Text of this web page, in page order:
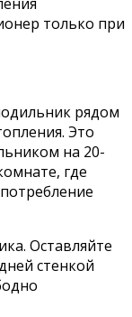
только при
рядом
Это
на 20-
где
Оставляйте
стенкой